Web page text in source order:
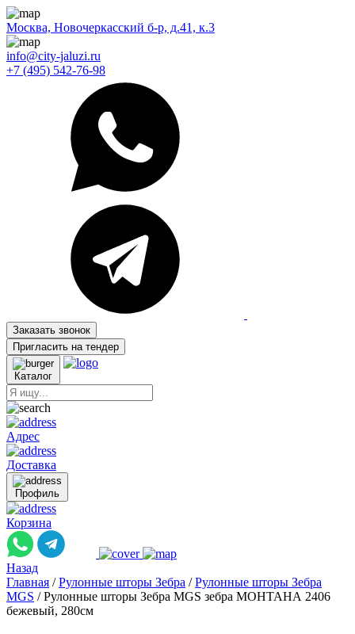
Москва, Новочеркасский б-р, д.41, к.3
info@city-jaluzi.ru
+7 (495) 542-76-98
Заказать звонок
Пригласить на тендер
Каталог
Адрес
Доставка
Профиль
Корзина
Назад
Главная / Рулонные шторы Зебра / Рулонные шторы Зебра
MGS / Рулонные шторы Зебра MGS зебра МОНТАНА 2406
бежевый, 280см